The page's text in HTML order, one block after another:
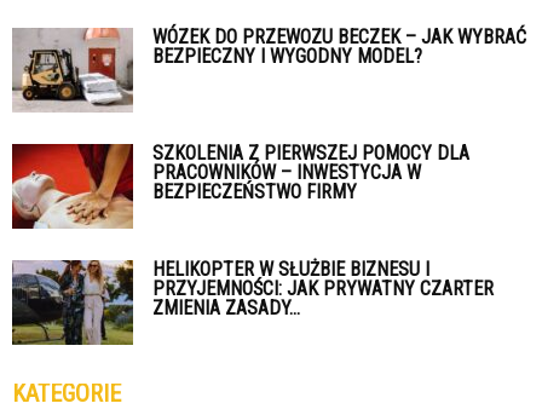
WÓZEK DO PRZEWOZU BECZEK – JAK WYBRAĆ
BEZPIECZNY I WYGODNY MODEL?
SZKOLENIA Z PIERWSZEJ POMOCY DLA
PRACOWNIKÓW – INWESTYCJA W
BEZPIECZEŃSTWO FIRMY
HELIKOPTER W SŁUŻBIE BIZNESU I
PRZYJEMNOŚCI: JAK PRYWATNY CZARTER
ZMIENIA ZASADY...
KATEGORIE